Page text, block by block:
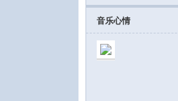
音乐心情